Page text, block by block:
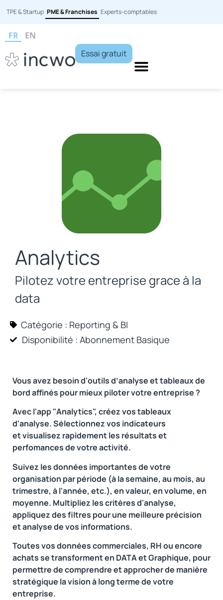
TPE & Startup PME & Franchises Experts-comptables
FR
EN
Essai gratuit
Analytics
Pilotez votre entreprise grace à la
data
Catégorie : Reporting & BI
Disponibilité : Abonnement Basique
Vous avez besoin d'outils d’analyse et tableaux de
bord affinés pour mieux piloter votre entreprise ?
Avec l'app "Analytics", créez vos tableaux
d'analyse. Sélectionnez vos indicateurs
et visualisez rapidement les résultats et
perfomances de votre activité.
Suivez les données importantes de votre
organisation par période (à la semaine, au mois, au
trimestre, à l'année, etc.), en valeur, en volume, en
moyenne. Multipliez les critères d'analyse,
appliquez des filtres pour une meilleure précision
et analyse de vos informations.
Toutes vos données commerciales, RH ou encore
achats se transforment en DATA et Graphique, pour
permettre de comprendre et approcher de manière
stratégique la vision à long terme de votre
entreprise.